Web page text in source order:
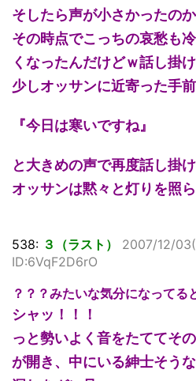
そしたら声が小さかったのか
その時点でこっちの哀愁も
くなったんだけどｗ話し掛
少しオッサンに近寄った手
『今日は寒いですね』
と大きめの声で再度話し掛
オッサンは黙々と灯りを照
538: ３（ラスト）
2007/12/
ID:6VqF2D6rO
？？？みたいな気分になってる
シャッ！！！
っと勢いよく音をたててそ
が開き、中にいる紳士そう